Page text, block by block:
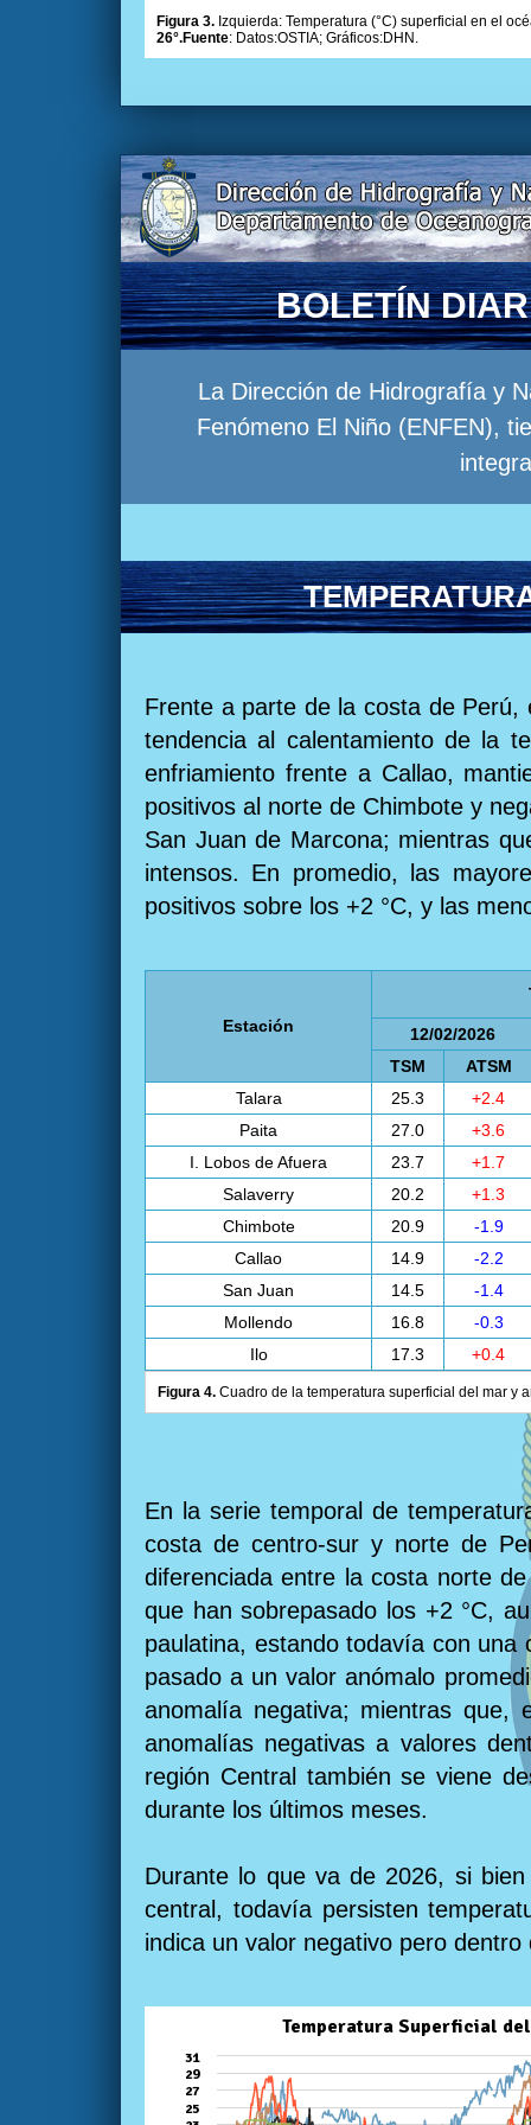
Figura 3. Izquierda: Temperatura (°C) superficial en el
26°.Fuente: Datos:OSTIA; Gráficos:DHN.
BOLETÍN
La Dirección de Hidrografía y
Fenómeno El Niño (ENFEN),
Frente a parte de la costa de
tendencia al calentamiento de la
enfriamiento frente a Callao,
positivos al norte de Chimbote y
San Juan de Marcona; mientras
intensos. En promedio, las
positivos sobre los +2 °C, y las
Estación
12/02/2026
TSM
ATSM
Talara
25.3
+2.4
Paita
27.0
+3.6
I. Lobos de Afuera
23.7
+1.7
Salaverry
20.2
+1.3
Chimbote
20.9
-1.9
Callao
14.9
-2.2
San Juan
14.5
-1.4
Mollendo
16.8
-0.3
Ilo
17.3 +0.4
Figura 4. Cuadro de la temperatura superficial del mar y
En la serie temporal de
costa de centro-sur y norte de
diferenciada entre la costa norte
que han sobrepasado los +2 °C,
paulatina, estando todavía con
pasado a un valor anómalo
anomalía negativa; mientras
anomalías negativas a valores
región Central también se viene
durante los últimos meses.
Durante lo que va de 2026, si
central, todavía persisten
indica un valor negativo pero